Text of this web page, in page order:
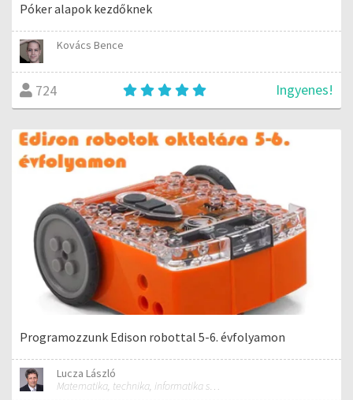
Póker alapok kezdőknek
Kovács Bence
724 Ingyenes!
Programozzunk Edison robottal 5-6. évfolyamon
Lucza László
Matematika, technika, informatika szakos általános iskolai tanár; mentorpedagógus, mestertanár